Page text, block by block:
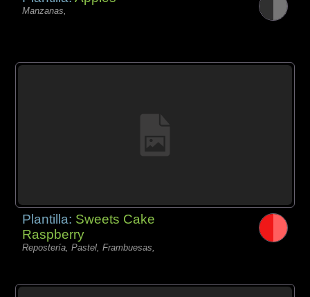
Manzanas,
Plantilla: Sweets Cake
Raspberry
Repostería, Pastel, Frambuesas,